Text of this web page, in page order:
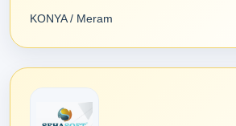
KONYA / Meram